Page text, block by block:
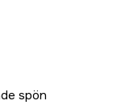
spön